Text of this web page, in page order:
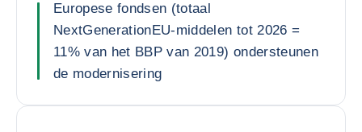
Europese fondsen (totaal
NextGenerationEU-middelen tot 2026 =
11% van het BBP van 2019) ondersteunen
de modernisering